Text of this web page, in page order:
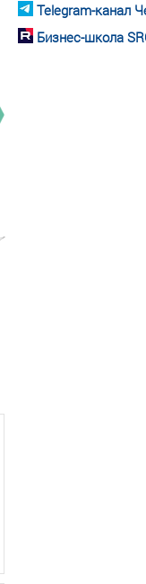
Telegram-канал
Бизнес-школа